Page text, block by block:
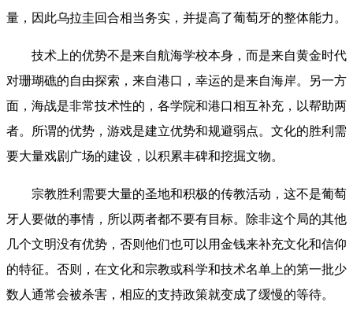
量，因此乌拉圭回合相当务实，并提高了葡萄牙的整体能力。
技术上的优势不是来自航海学校本身，而是来自黄金时代
对珊瑚礁的自由探索，来自港口，幸运的是来自海岸。另一方
面，海战是非常技术性的，各学院和港口相互补充，以帮助两
者。所谓的优势，游戏是建立优势和规避弱点。文化的胜利需
要大量戏剧广场的建设，以积累丰碑和挖掘文物。
宗教胜利需要大量的圣地和积极的传教活动，这不是葡萄
牙人要做的事情，所以两者都不要有目标。除非这个局的其他
几个文明没有优势，否则他们也可以用金钱来补充文化和信仰
的特征。否则，在文化和宗教或科学和技术名单上的第一批少
数人通常会被杀害，相应的支持政策就变成了缓慢的等待。